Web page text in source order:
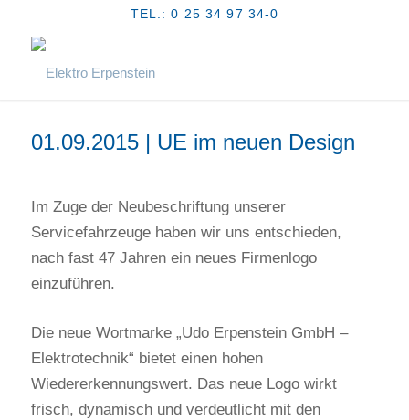
TEL.: 0 25 34 97 34-0
01.09.2015 | UE im neuen Design
Im Zuge der Neubeschriftung unserer
Servicefahrzeuge haben wir uns entschieden,
nach fast 47 Jahren ein neues Firmenlogo
einzuführen.
Die neue Wortmarke „Udo Erpenstein GmbH –
Elektrotechnik“ bietet einen hohen
Wiedererkennungswert. Das neue Logo wirkt
frisch, dynamisch und verdeutlicht mit den